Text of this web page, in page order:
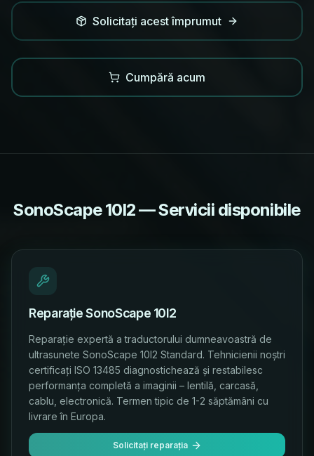
Solicitați acest împrumut
Cumpără acum
SonoScape 10I2 — Servicii disponibile
Reparație SonoScape 10I2
Reparație expertă a traductorului dumneavoastră de
ultrasunete SonoScape 10I2 Standard. Tehnicienii noștri
certificați ISO 13485 diagnostichează și restabilesc
performanța completă a imaginii – lentilă, carcasă,
cablu, electronică. Termen tipic de 1-2 săptămâni cu
livrare în Europa.
Solicitați reparația